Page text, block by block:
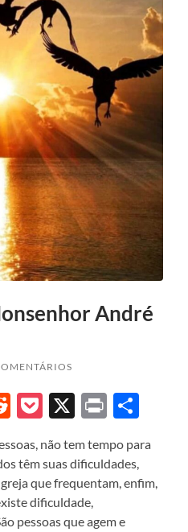
André
Reddit
Pocket
X Print
não tem tempo para
têm suas dificuldades,
que frequentam, enfim,
dificuldade,
pessoas que agem e